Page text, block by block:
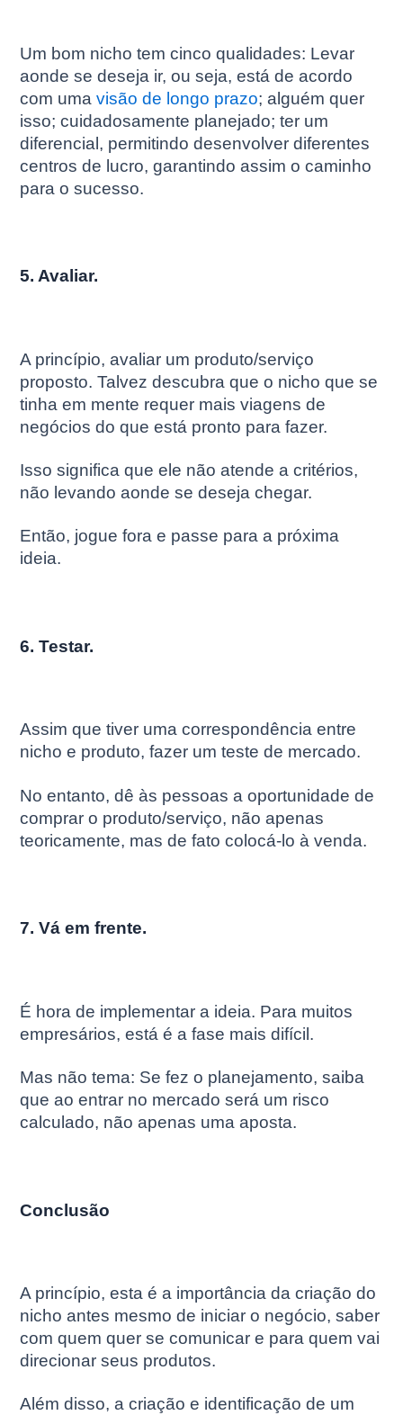
Um bom nicho tem cinco qualidades: Levar
aonde se deseja ir, ou seja, está de acordo
com umavisão de longo prazo; alguém quer
isso; cuidadosamente planejado; ter um
diferencial, permitindo desenvolver diferentes
centros de lucro, garantindo assim o caminho
para o sucesso.
5. Avaliar.
A princípio, avaliar um produto/serviço
proposto. Talvez descubra que o nicho que se
tinha em mente requer mais viagens de
negócios do que está pronto para fazer.
Isso significa que ele não atende a critérios,
não levando aonde se deseja chegar.
Então, jogue fora e passe para a próxima
ideia.
6. Testar.
Assim que tiver uma correspondência entre
nicho e produto, fazer um teste de mercado.
No entanto, dê às pessoas a oportunidade de
comprar o produto/serviço, não apenas
teoricamente, mas de fato colocá-lo à venda.
7. Vá em frente.
É hora de implementar a ideia. Para muitos
empresários, está é a fase mais difícil.
Mas não tema: Se fez o planejamento, saiba
que ao entrar no mercado será um risco
calculado, não apenas uma aposta.
Conclusão
A princípio, esta é a importância da criação do
nicho antes mesmo de iniciar o negócio, saber
com quem quer se comunicar e para quem vai
direcionar seus produtos.
Além disso, a criação e identificação de um